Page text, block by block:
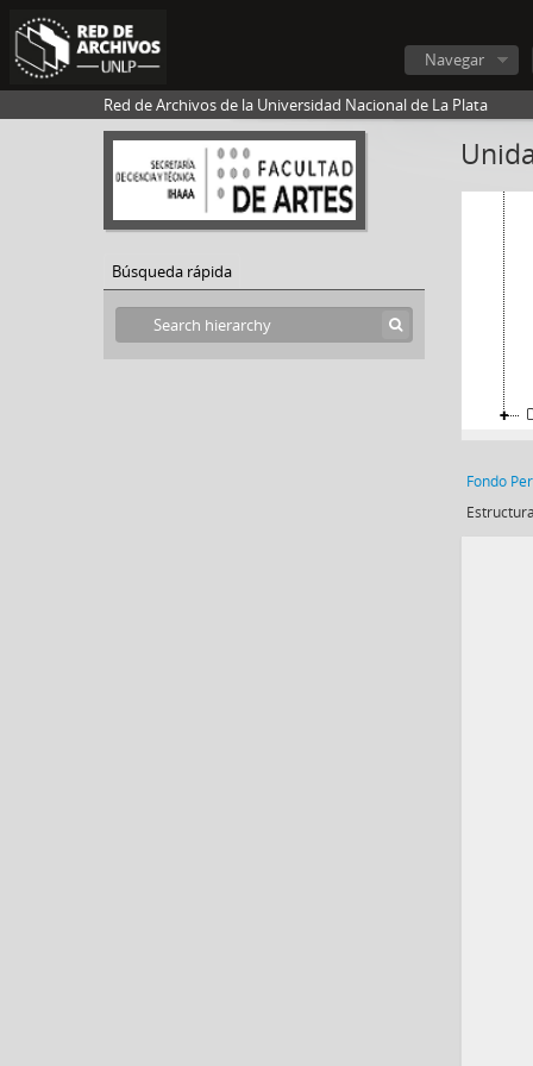
Navegar
Red de Archivos de la Universidad Nacional de La Plata
Búsqueda rápida